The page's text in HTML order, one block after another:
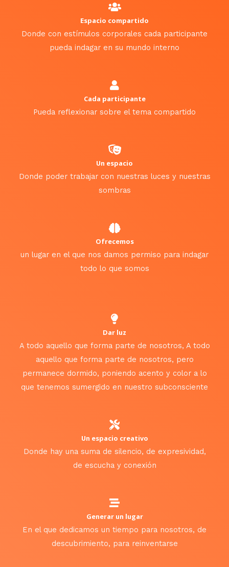
Espacio compartido
Donde con estímulos corporales cada participante
pueda indagar en su mundo interno
Cada participante
Pueda reflexionar sobre el tema compartido
Un espacio
Donde poder trabajar con nuestras luces y nuestras
sombras
Ofrecemos
un lugar en el que nos damos permiso para indagar
todo lo que somos
Dar luz
A todo aquello que forma parte de nosotros, A todo
aquello que forma parte de nosotros, pero
permanece dormido, poniendo acento y color a lo
que tenemos sumergido en nuestro subconsciente
Un espacio creativo
Donde hay una suma de silencio, de expresividad,
de escucha y conexión
Generar un lugar
En el que dedicamos un tiempo para nosotros, de
descubrimiento, para reinventarse